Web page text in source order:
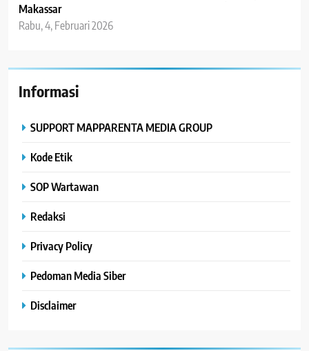
Makassar
Rabu, 4, Februari 2026
Informasi
SUPPORT MAPPARENTA MEDIA GROUP
Kode Etik
SOP Wartawan
Redaksi
Privacy Policy
Pedoman Media Siber
Disclaimer